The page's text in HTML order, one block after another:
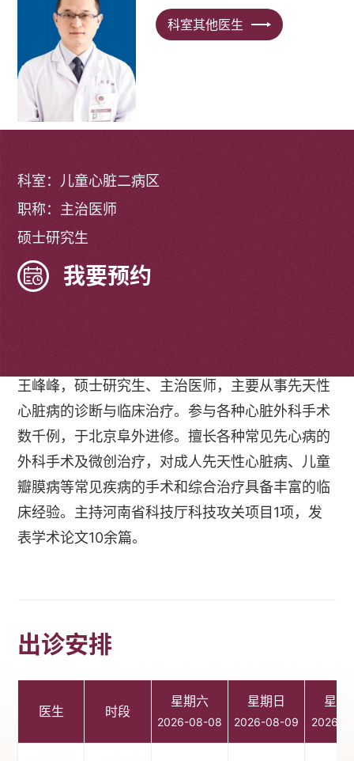
科室其他医生
科室：儿童心脏二病区
职称：主治医师
硕士研究生
我要预约
王峰峰，硕士研究生、主治医师，主要从事先天性
心脏病的诊断与临床治疗。参与各种心脏外科手术
数千例，于北京阜外进修。擅长各种常见先心病的
外科手术及微创治疗，对成人先天性心脏病、儿童
瓣膜病等常见疾病的手术和综合治疗具备丰富的临
床经验。主持河南省科技厅科技攻关项目1项，发
表学术论文10余篇。
出诊安排
医生 时段
星期六
2026-08-08
星期日
2026-08-09
星期
2026-